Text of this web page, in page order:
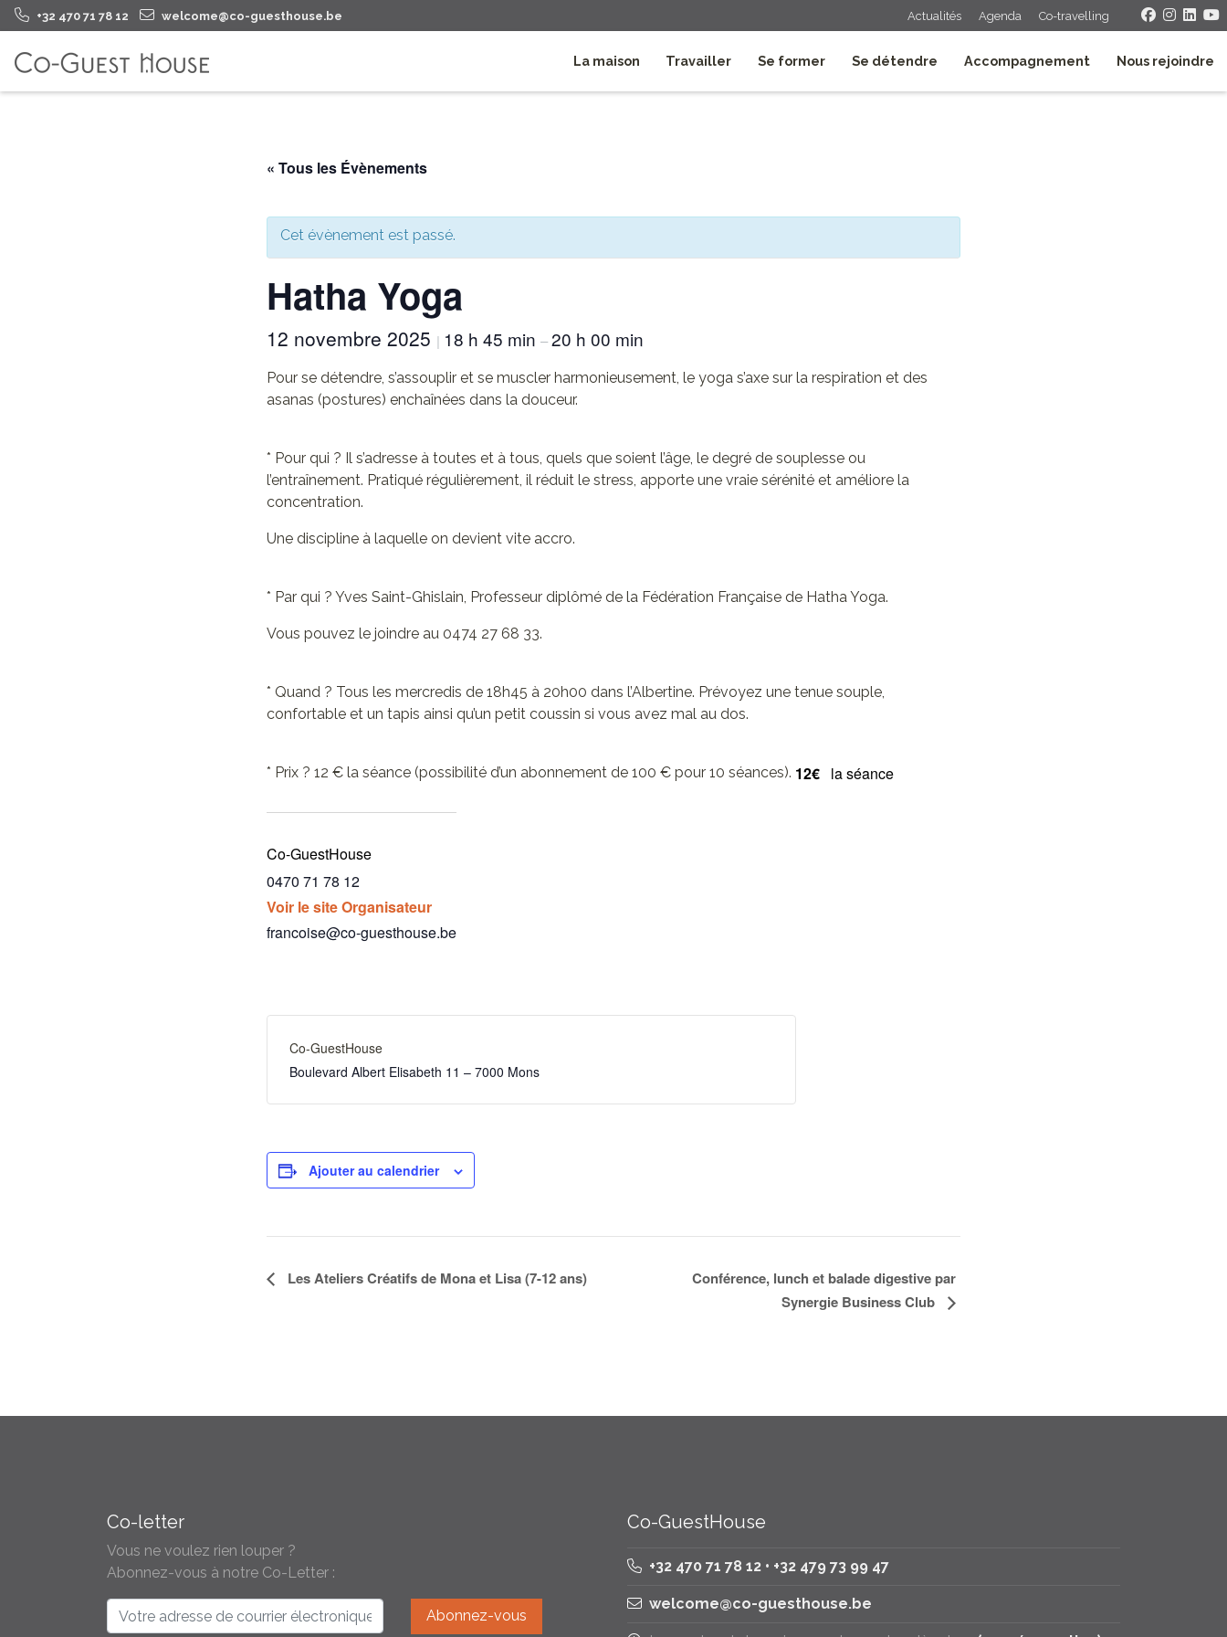
+32 470 71 78 12 welcome@co-guesthouse.be Actualités Agenda Co-travelling
La maison Travailler Se former Se détendre Accompagnement Nous rejoindre
« Tous les Évènements
Cet évènement est passé.
Hatha Yoga
12 novembre 2025 | 18 h 45 min –20 h 00 min
Pour se détendre, s’assouplir et se muscler harmonieusement, le yoga s’axe sur la respiration et des
asanas (postures) enchaînées dans la douceur.
* Pour qui ? Il s’adresse à toutes et à tous, quels que soient l’âge, le degré de souplesse ou
l’entraînement. Pratiqué régulièrement, il réduit le stress, apporte une vraie sérénité et améliore la
concentration.
Une discipline à laquelle on devient vite accro.
* Par qui ? Yves Saint-Ghislain, Professeur diplômé de la Fédération Française de Hatha Yoga.
Vous pouvez le joindre au 0474 27 68 33.
* Quand ? Tous les mercredis de 18h45 à 20h00 dans l’Albertine. Prévoyez une tenue souple,
confortable et un tapis ainsi qu’un petit coussin si vous avez mal au dos.
* Prix ? 12 € la séance (possibilité d’un abonnement de 100 € pour 10 séances). 12€ la séance
Co-GuestHouse
0470 71 78 12
Voir le site Organisateur
francoise@co-guesthouse.be
Co-GuestHouse
Boulevard Albert Elisabeth 11 – 7000 Mons
Ajouter au calendrier
Navigation
Les Ateliers Créatifs de Mona et Lisa (7-12 ans)
Conférence, lunch et balade digestive par
Synergie Business Club
Co-letter
Vous ne voulez rien louper ?
Abonnez-vous à notre Co-Letter :
Co-GuestHouse
+32 470 71 78 12 • +32 479 73 99 47
welcome@co-guesthouse.be